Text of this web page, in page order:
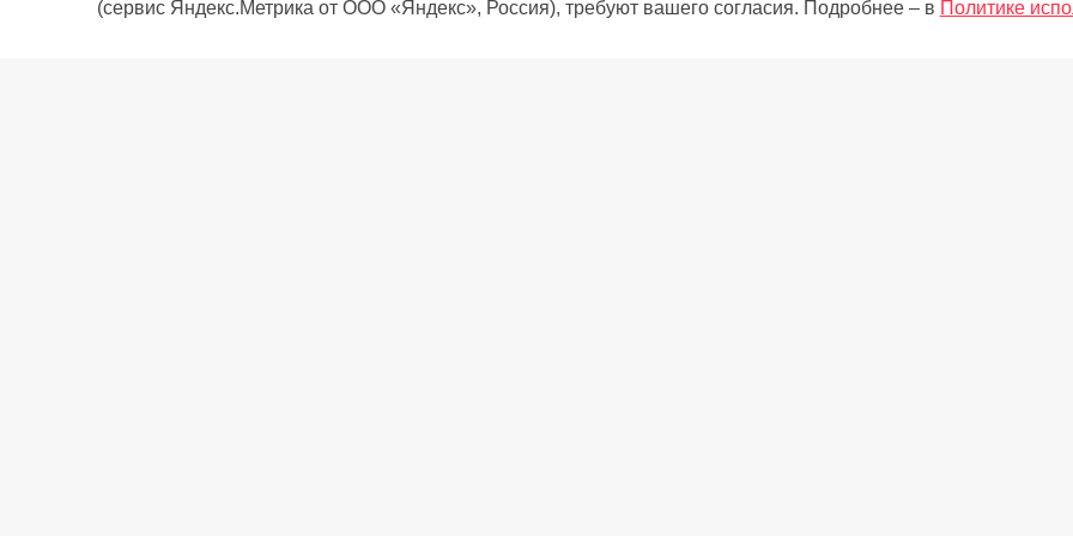
(сервис Яндекс.Метрика от ООО «Яндекс», Россия), требуют вашего согласия. Подробнее – в Политике